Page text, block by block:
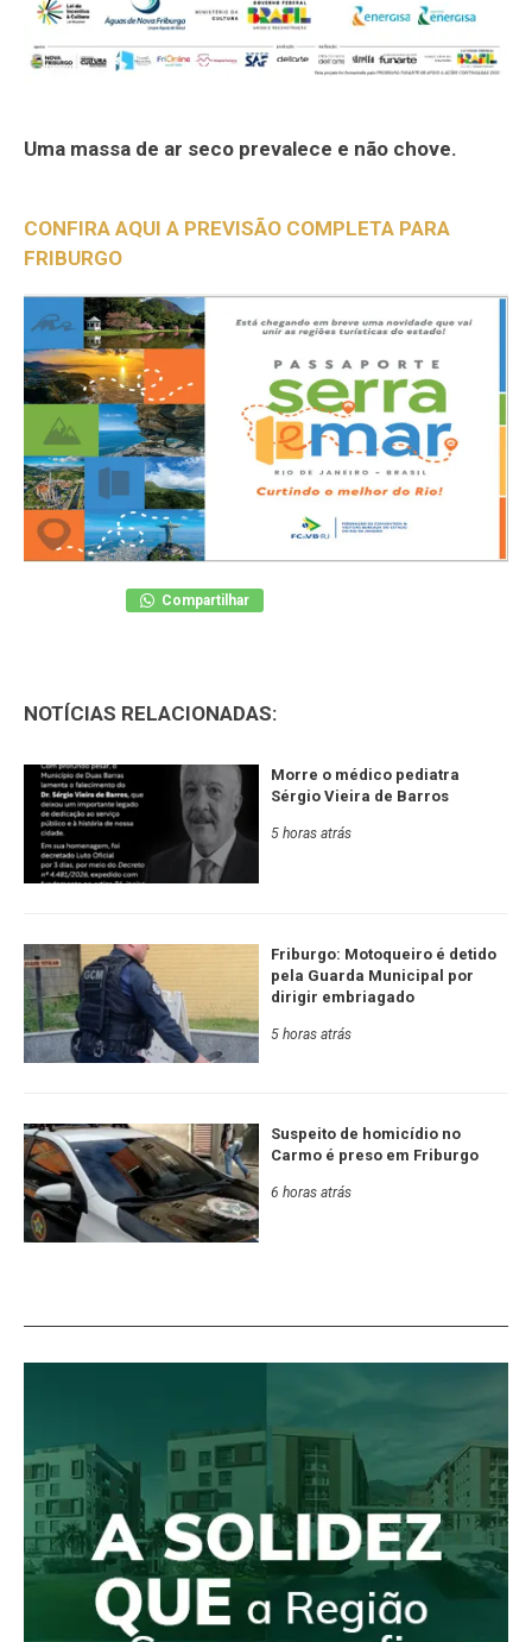
Uma massa de ar seco prevalece e não chove.
CONFIRA AQUI A PREVISÃO COMPLETA PARA
FRIBURGO
Compartilhar
NOTÍCIAS RELACIONADAS:
Morre o médico pediatra
Sérgio Vieira de Barros
5 horas atrás
Friburgo: Motoqueiro é detido
pela Guarda Municipal por
dirigir embriagado
5 horas atrás
Suspeito de homicídio no
Carmo é preso em Friburgo
6 horas atrás